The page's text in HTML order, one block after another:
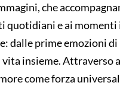
che
quotidiani e ai
dalle prime emozioni
insieme. Attraverso
come forza